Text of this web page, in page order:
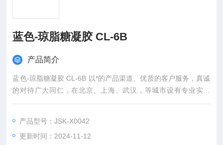
蓝色-琼脂糖凝胶 CL-6B
产品简介
蓝色-琼脂糖凝胶 CL-6B 以*的产品渠道、优质的客户服务，真诚
的对待广大同仁，在北京、上海、武汉，等城市设有专业实验
室，竭诚服务每位科研工作者。
产品型号：JSK-X0042
更新时间：2024-11-12